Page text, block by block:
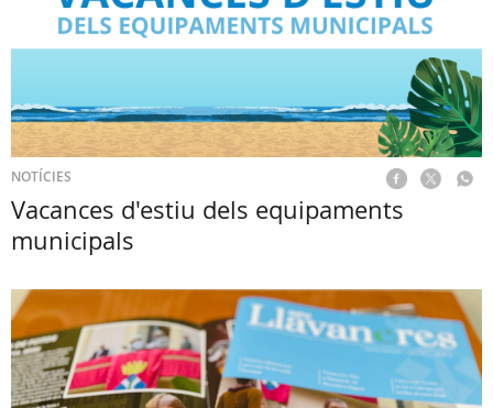
NOTÍCIES
Vacances d'estiu dels equipaments
municipals